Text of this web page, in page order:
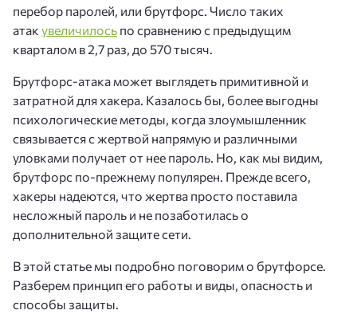
перебор паролей, или брутфорс. Число таких
атак увеличилось по сравнению с предыдущим
кварталом в 2,7 раз, до 570 тысяч.
Брутфорс-атака может выглядеть примитивной и
затратной для хакера. Казалось бы, более выгодны
психологические методы, когда злоумышленник
связывается с жертвой напрямую и различными
уловками получает от нее пароль. Но, как мы видим,
брутфорс по-прежнему популярен. Прежде всего,
хакеры надеются, что жертва просто поставила
несложный пароль и не позаботилась о
дополнительной защите сети.
В этой статье мы подробно поговорим о брутфорсе.
Разберем принцип его работы и виды, опасность и
способы защиты.